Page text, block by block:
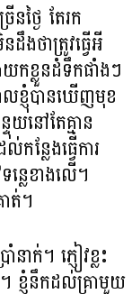
ថ្ងៃ តែរក
ថាត្រូវធ្វើអី
ខ្លួនដំទឹកផាំងៗ
ខ្ញុំបានឃើញមុខ
យនៅតែគ្មាន
ន្លែងធ្វើការ
េខាងលើ។
ត់។
ាក់។ ភ្ញៀវខ្លះ
ខ្ញុំនឹកដល់គ្រាមួយ